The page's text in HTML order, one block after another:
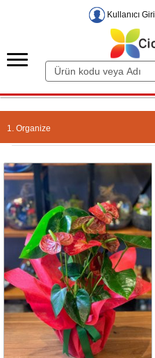
Kullanıcı
1. Organize